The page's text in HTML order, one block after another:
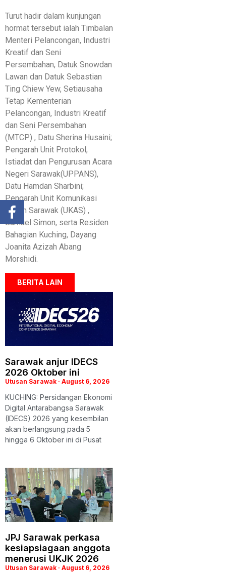
Turut hadir dalam kunjungan
hormat tersebut ialah Timbalan
Menteri Pelancongan, Industri
Kreatif dan Seni
Persembahan, Datuk Snowdan
Lawan dan Datuk Sebastian
Ting Chiew Yew, Setiausaha
Tetap Kementerian
Pelancongan, Industri Kreatif
dan Seni Persembahan
(MTCP) , Datu Sherina Husaini;
Pengarah Unit Protokol,
Istiadat dan Pengurusan Acara
Negeri Sarawak(UPPANS),
Datu Hamdan Sharbini;
Pengarah Unit Komunikasi
Awam Sarawak (UKAS) ,
Samuel Simon, serta Residen
Bahagian Kuching, Dayang
Joanita Azizah Abang
Morshidi.
BERITA LAIN
Sarawak anjur IDECS
2026 Oktober ini
Utusan Sarawak August 6, 2026
KUCHING: Persidangan Ekonomi
Digital Antarabangsa Sarawak
(IDECS) 2026 yang kesembilan
akan berlangsung pada 5
hingga 6 Oktober ini di Pusat
JPJ Sarawak perkasa
kesiapsiagaan anggota
menerusi UKJK 2026
Utusan Sarawak August 6, 2026